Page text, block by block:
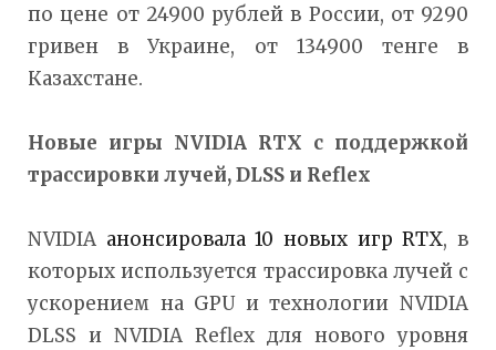
по цене от 24900 рублей в России, от 9290
гривен в Украине, от 134900 тенге в
Казахстане.
Новые игры NVIDIA RTX с поддержкой
трассировки лучей,DLSS и Reflex
NVIDIA анонсировала 10 новых игр RTX, в
которых используется трассировка лучей с
ускорением на GPU и технологии NVIDIA
DLSS и NVIDIA Reflex для нового уровня